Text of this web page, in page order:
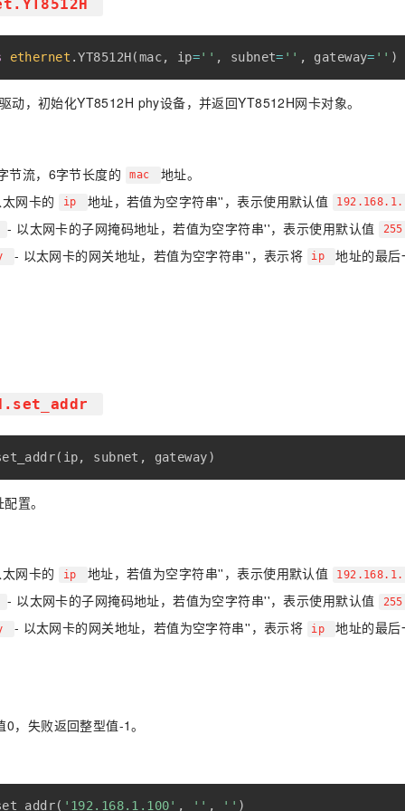
ethernet .YT8512H(mac, ip='' , subnet= '' , gateway= '' )
动，初始化YT8512H phy设备，并返回YT8512H网卡对象。
节流，6字节长度的 mac
地址。
网卡的
ip 地址，若值为空字符串''，表示使用默认值
- 以太网卡的子网掩码地址，若值为空字符串''，表示使用默认值
- 以太网卡的网关地址，若值为空字符串''，表示将 ip 地址的最
( ip, subnet , gateway)
置。
网卡的 ip 地址，若值为空字符串''，表示使用默认值
- 以太网卡的子网掩码地址，若值为空字符串''，表示使用默认值
- 以太网卡的网关地址，若值为空字符串''，表示将 ip 地址的最
，失败返回整型值-1。
( '192.168.1.100' , '' , '' )